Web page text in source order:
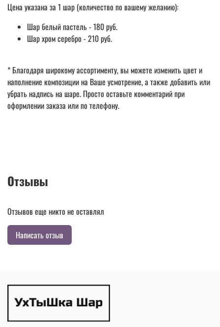
Цена указана за 1 шар (количество по вашему желанию):
Шар белый пастель - 180 руб.
Шар хром серебро - 210 руб.
* Благодаря широкому ассортименту, вы можете изменить цвет и
наполнение композиции на Ваше усмотрение, а также добавить или
убрать надпись на шаре. Просто оставьте комментарий при
оформлении заказа или по телефону.
Отзывы
Отзывов еще никто не оставлял
Написать отзыв